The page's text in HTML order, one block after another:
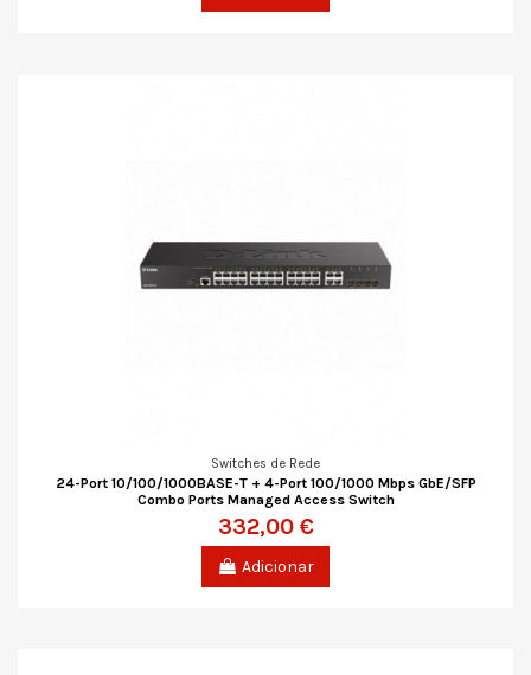
Switches de Rede
24-Port 10/100/1000BASE-T + 4-Port 100/1000 Mbps GbE/SFP
Combo Ports Managed Access Switch
332,00 €
Adicionar